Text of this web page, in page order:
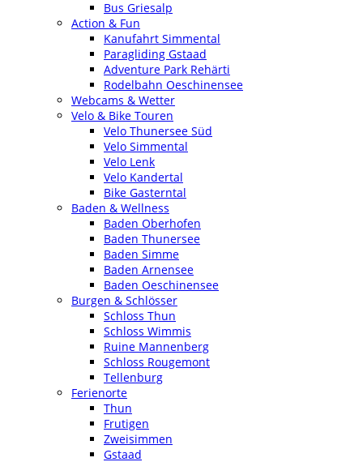
Bus Griesalp
Action & Fun
Kanufahrt Simmental
Paragliding Gstaad
Adventure Park Rehärti
Rodelbahn Oeschinensee
Webcams & Wetter
Velo & Bike Touren
Velo Thunersee Süd
Velo Simmental
Velo Lenk
Velo Kandertal
Bike Gasterntal
Baden & Wellness
Baden Oberhofen
Baden Thunersee
Baden Simme
Baden Arnensee
Baden Oeschinensee
Burgen & Schlösser
Schloss Thun
Schloss Wimmis
Ruine Mannenberg
Schloss Rougemont
Tellenburg
Ferienorte
Thun
Frutigen
Zweisimmen
Gstaad